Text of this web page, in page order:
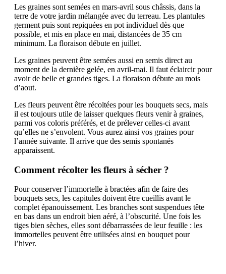
Les graines sont semées en mars-avril sous châssis, dans la
terre de votre jardin mélangée avec du terreau. Les plantules
germent puis sont repiquées en pot individuel dès que
possible, et mis en place en mai, distancées de 35 cm
minimum. La floraison débute en juillet.
Les graines peuvent être semées aussi en semis direct au
moment de la dernière gelée, en avril-mai. Il faut éclaircir pour
avoir de belle et grandes tiges. La floraison débute au mois
d’aout.
Les fleurs peuvent être récoltées pour les bouquets secs, mais
il est toujours utile de laisser quelques fleurs venir à graines,
parmi vos coloris préférés, et de prélever celles-ci avant
qu’elles ne s’envolent. Vous aurez ainsi vos graines pour
l’année suivante. Il arrive que des semis spontanés
apparaissent.
Comment récolter les fleurs à sécher ?
Pour conserver l’immortelle à bractées afin de faire des
bouquets secs, les capitules doivent être cueillis avant le
complet épanouissement. Les branches sont suspendues tête
en bas dans un endroit bien aéré, à l’obscurité. Une fois les
tiges bien sèches, elles sont débarrassées de leur feuille : les
immortelles peuvent être utilisées ainsi en bouquet pour
l’hiver.